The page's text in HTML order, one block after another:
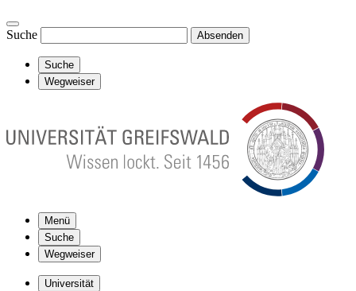
Suche Absenden
Suche
Wegweiser
Menü
Suche
Wegweiser
Universität